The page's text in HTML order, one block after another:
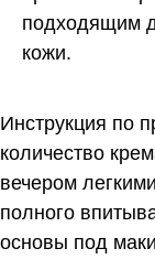
подходящим
кожи.
Инструкция по
количество
вечером
полного
основы под